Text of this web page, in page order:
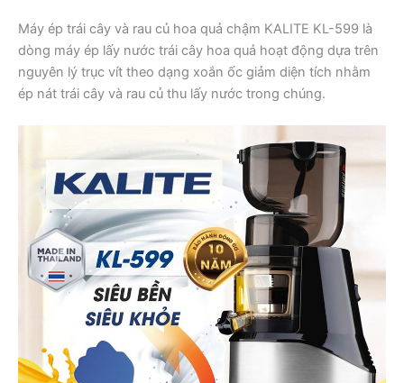
Máy ép trái cây và rau củ hoa quả chậm KALITE KL-599 là
dòng máy ép lấy nước trái cây hoa quả hoạt động dựa trên
nguyên lý trục vít theo dạng xoắn ốc giảm diện tích nhằm
ép nát trái cây và rau củ thu lấy nước trong chúng.